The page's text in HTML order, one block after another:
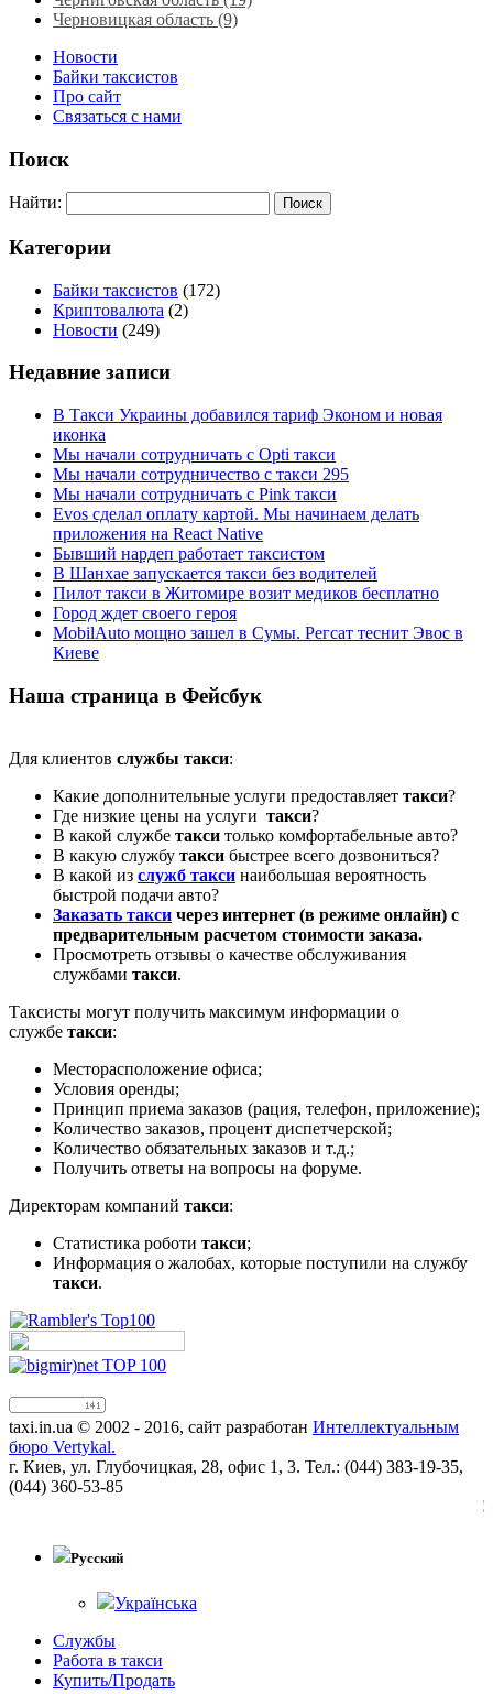
Черновицкая область (9)
Новости
Байки таксистов
Про сайт
Связаться с нами
Поиск
Найти:
Категории
Байки таксистов (172)
Криптовалюта (2)
Новости (249)
Недавние записи
В Такси Украины добавился тариф Эконом и новая
иконка
Мы начали сотрудничать с Opti такси
Мы начали сотрудничество с такси 295
Мы начали сотрудничать с Pink такси
Evos сделал оплату картой. Мы начинаем делать
приложения на React Native
Бывший нардеп работает таксистом
В Шанхае запускается такси без водителей
Пилот такси в Житомире возит медиков бесплатно
Город ждет своего героя
MobilAuto мощно зашел в Сумы. Регсат теснит Эвос в
Киеве
Наша страница в Фейсбук
Для клиентов службы такси:
Какие дополнительные услуги предоставляет такси?
Где низкие цены на услуги такси?
В какой службе такси только комфортабельные авто?
В какую службу такси быстрее всего дозвониться?
В какой из служб такси наибольшая вероятность
быстрой подачи авто?
Заказать такси через интернет (в режиме онлайн) с
предварительным расчетом стоимости заказа.
Просмотреть отзывы о качестве обслуживания
службами такси.
Таксисты могут получить максимум информации о
службе такси:
Месторасположение офиса;
Условия оренды;
Принцип приема заказов (рация, телефон, приложение);
Количество заказов, процент диспетчерской;
Количество обязательных заказов и т.д.;
Получить ответы на вопросы на форуме.
Директорам компаний такси:
Статистика роботи такси;
Информация о жалобах, которые поступили на службу
такси.
taxi.in.ua © 2002 - 2016, сайт разработан Интеллектуальным
бюро Vertykal.
г. Киев, ул. Глубочицкая, 28, офис 1, 3. Тел.: (044) 383-19-35,
(044) 360-53-85
Русский
Українська
Службы
Работа в такси
Купить/Продать